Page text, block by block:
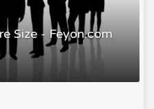
Size - Feyon.com